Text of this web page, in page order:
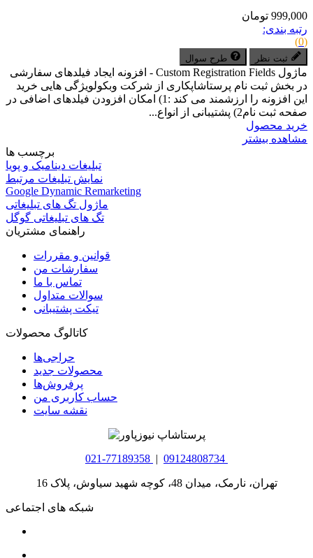
999,000 تومان
رتبه بندی:
(0)
ثبت نظر طرح سوال
ماژول Custom Registration Fields - افزونه ایجاد فیلدهای سفارشی
در بخش ثبت نام پرستاشاپکاری از شرکت وبکولویژگی هایی خرید
این افزونه را ارزشمند می کند :1) امکان افزودن فیلدهای اضافی در
صفحه ثبت نام2) پشتیبانی از انواع...
خرید محصول
مشاهده بیشتر
برچسب ها
تبلیغات دینامیک و پویا
نمایش تبلیغات مرتبط
Google Dynamic Remarketing
ماژول تگ های تبلیغاتی
تگ های تبلیغاتی گوگل
راهنمای مشتریان
قوانین و مقررات
سفارشات من
تماس با ما
سوالات متداول
تیکت پشتیبانی
کاتالوگ محصولات
حراجی‌ها
محصولات جدید
پرفروش‌ها
حساب کاربری من
نقشه سایت
021-77189358 | 09124808734
تهران، نارمک، میدان 48، کوچه شهید سیاوش، پلاک 16
شبکه های اجتماعی